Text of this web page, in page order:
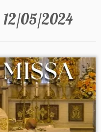
12/05/2024